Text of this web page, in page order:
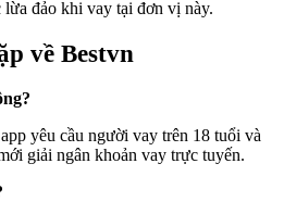
đảo khi vay tại đơn vị này.
về Bestvn
yêu cầu người vay trên 18 tuổi và
giải ngân khoản vay trực tuyến.